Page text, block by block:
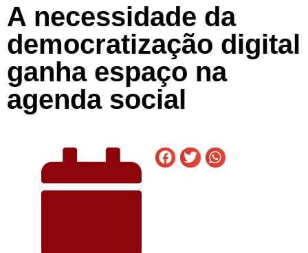
A necessidade da
democratização digital
ganha espaço na
agenda social